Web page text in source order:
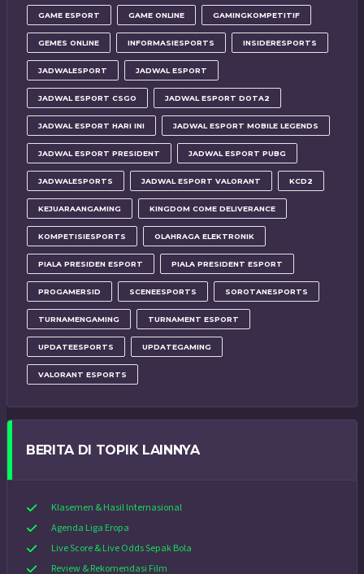
GAME ESPORT GAME ONLINE GAMINGKOMPETITIF
GEMES ONLINE INFORMASIESPORTS INSIDERESPORTS
JADWALESPORT JADWAL ESPORT
JADWAL ESPORT CSGO JADWAL ESPORT DOTA2
JADWAL ESPORT HARI INI JADWAL ESPORT MOBILE LEGENDS
JADWAL ESPORT PRESIDENT JADWAL ESPORT PUBG
JADWALESPORTS JADWAL ESPORT VALORANT KCD2
KEJUARAANGAMING KINGDOM COME DELIVERANCE
KOMPETISIESPORTS OLAHRAGA ELEKTRONIK
PIALA PRESIDEN ESPORT PIALA PRESIDENT ESPORT
PROGAMERSID SCENEESPORTS SOROTANESPORTS
TURNAMENGAMING TURNAMENT ESPORT
UPDATEESPORTS UPDATEGAMING
VALORANT ESPORTS
BERITA DI TOPIK LAINNYA
Klasemen & Hasil Internasional
Agenda Liga Eropa
Live Score & Live Odds Sepak Bola
Review & Rekomendasi Film